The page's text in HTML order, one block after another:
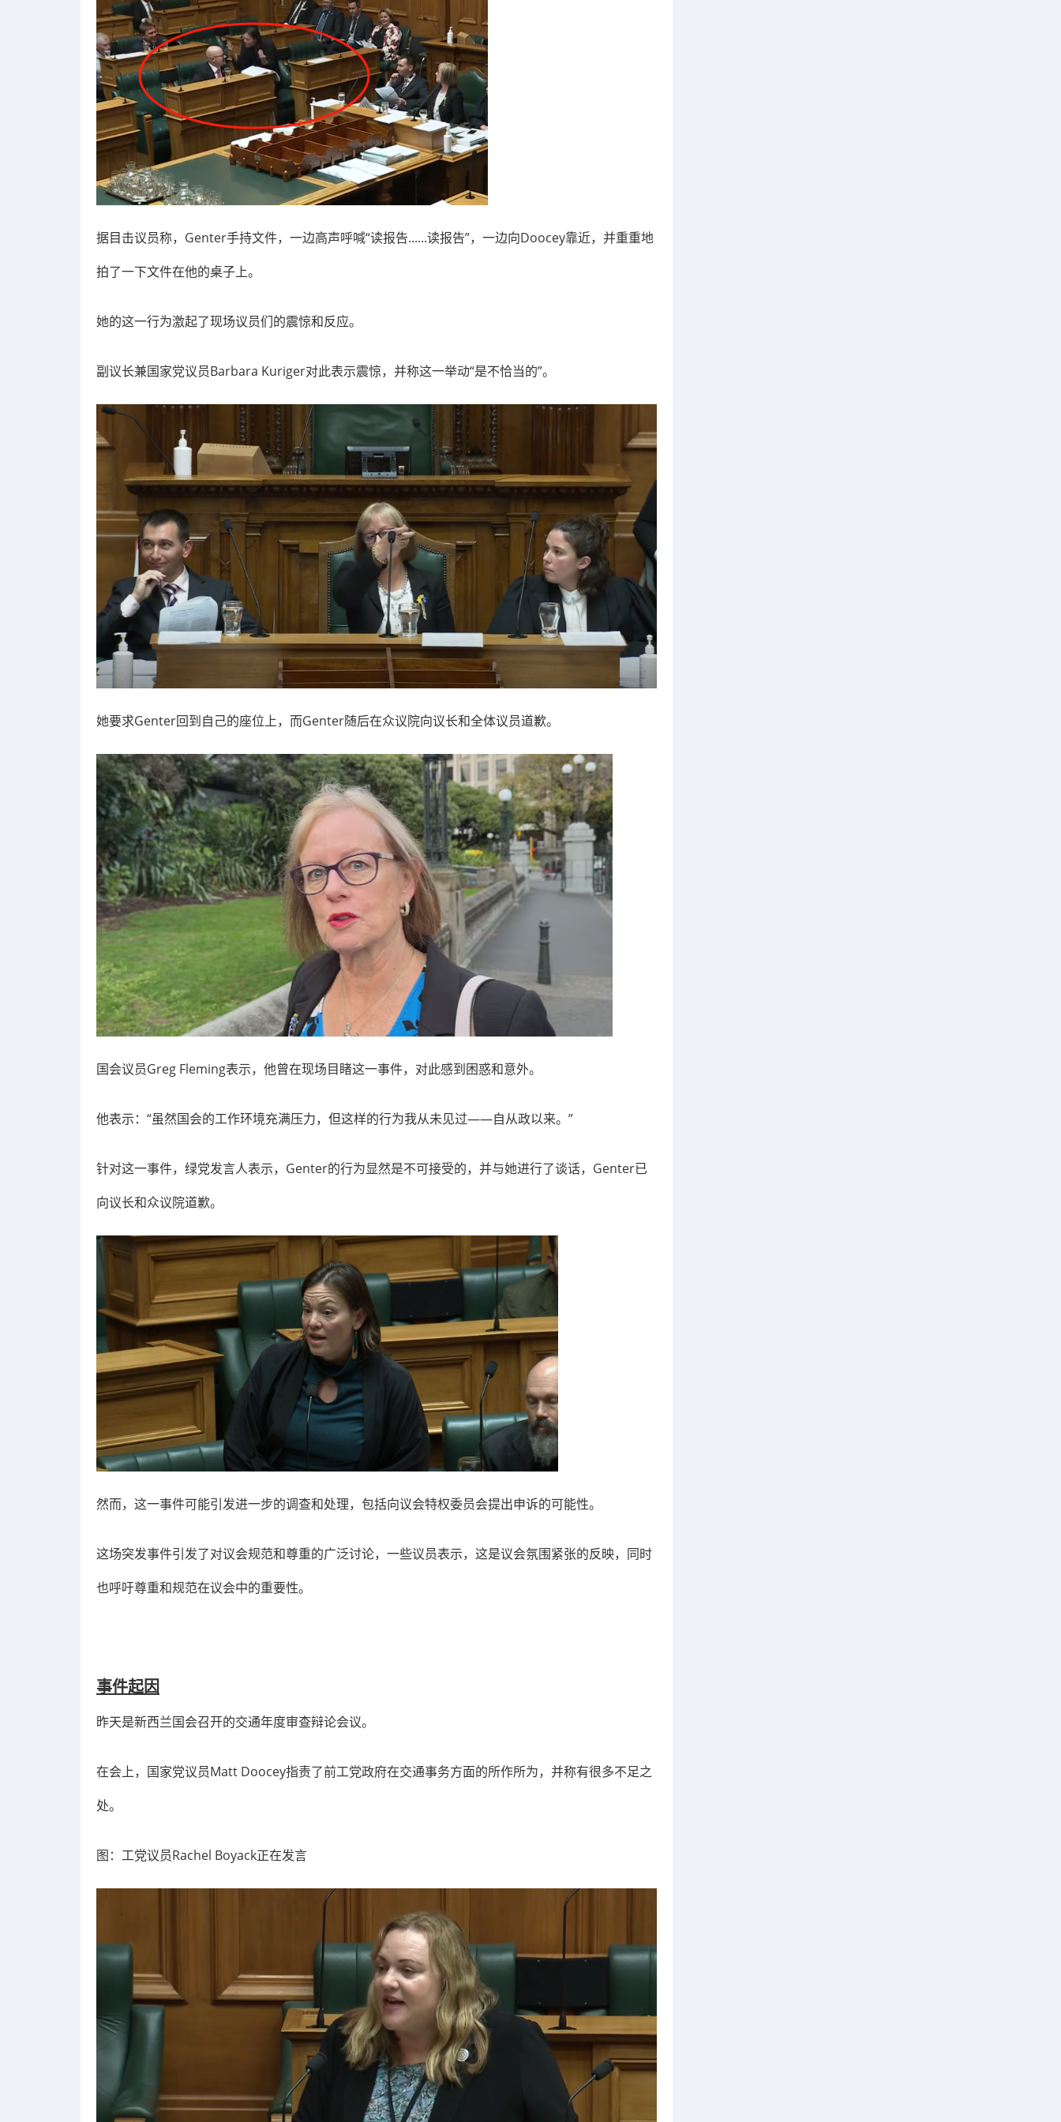
据目击议员称，Genter手持文件，一边高声呼喊“读报告......读报告”，一边向Doocey靠近，并重重地
拍了一下文件在他的桌子上。
她的这一行为激起了现场议员们的震惊和反应。
副议长兼国家党议员Barbara Kuriger对此表示震惊，并称这一举动“是不恰当的”。
她要求Genter回到自己的座位上，而Genter随后在众议院向议长和全体议员道歉。
国会议员Greg Fleming表示，他曾在现场目睹这一事件，对此感到困惑和意外。
他表示：“虽然国会的工作环境充满压力，但这样的行为我从未见过——自从政以来。”
针对这一事件，绿党发言人表示，Genter的行为显然是不可接受的，并与她进行了谈话，Genter已
向议长和众议院道歉。
然而，这一事件可能引发进一步的调查和处理，包括向议会特权委员会提出申诉的可能性。
这场突发事件引发了对议会规范和尊重的广泛讨论，一些议员表示，这是议会氛围紧张的反映，同时
也呼吁尊重和规范在议会中的重要性。
事件起因
昨天是新西兰国会召开的交通年度审查辩论会议。
在会上，国家党议员Matt Doocey指责了前工党政府在交通事务方面的所作所为，并称有很多不足之
处。
图：工党议员Rachel Boyack正在发言